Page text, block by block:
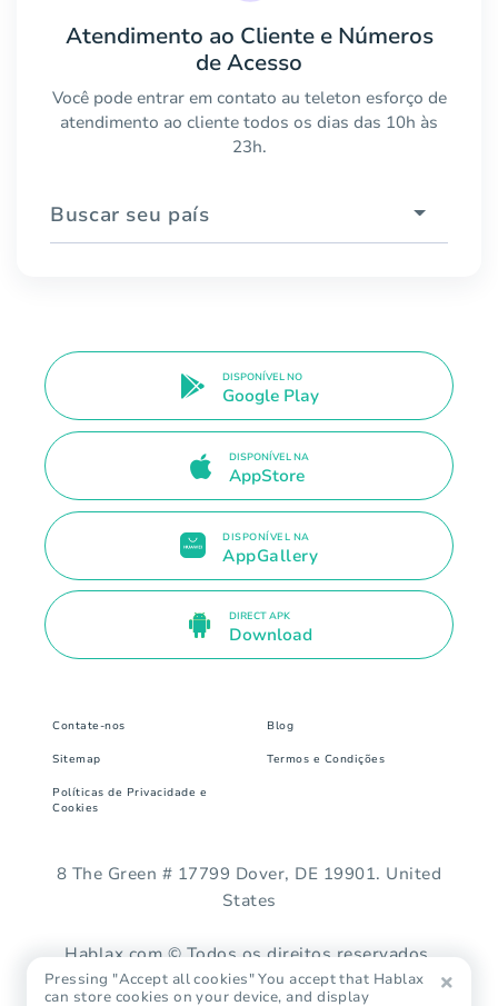
Atendimento ao Cliente e Números
de Acesso
Você pode entrar em contato au teleton esforço de
atendimento ao cliente todos os dias das 10h às
23h.
Buscar seu país
DISPONÍVEL NO
Google Play
DISPONÍVEL NA
AppStore
DISPONÍVEL NA
AppGallery
DIRECT APK
Download
Contate-nos Blog
Sitemap Termos e Condições
Políticas de Privacidade e
Cookies
8 The Green # 17799 Dover, DE 19901. United
States
Hablax.com © Todos os direitos reservados.
Pressing "Accept all cookies" You accept that Hablax
can store cookies on your device, and display